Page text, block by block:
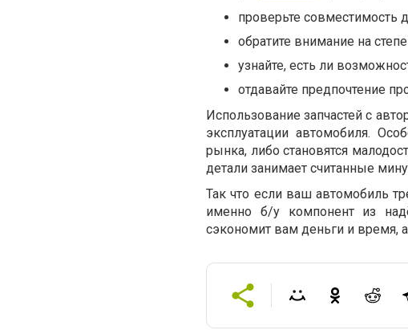
проверьте совместимость
обратите внимание на
узнайте, есть ли
отдавайте предпочтение
Использование запчастей с
эксплуатации автомобиля.
рынка, либо становятся
детали занимает считанные
Так что если ваш автомобиль
именно б/у компонент из
сэкономит вам деньги и время,